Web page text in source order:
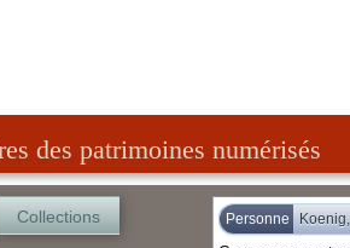
des patrimoines numérisés
Collections Personne